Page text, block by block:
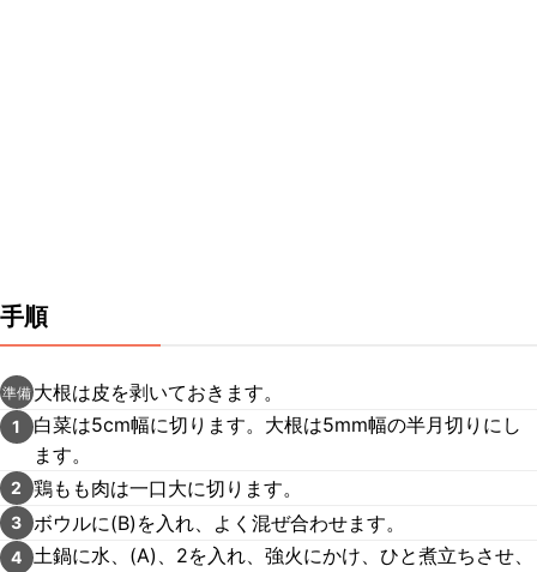
手順
準備 大根は皮を剥いておきます。
1
白菜は5cm幅に切ります。大根は5mm幅の半月切りにし
ます。
2 鶏もも肉は一口大に切ります。
3 ボウルに(B)を入れ、よく混ぜ合わせます。
4 土鍋に水、(A)、2を入れ、強火にかけ、ひと煮立ちさせ、